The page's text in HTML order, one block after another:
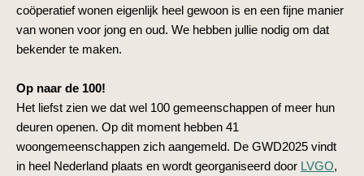
coöperatief wonen eigenlijk heel gewoon is en een fijne manier
van wonen voor jong en oud. We hebben jullie nodig om dat
bekender te maken.
Op naar de 100!
Het liefst zien we dat wel 100 gemeenschappen of meer hun
deuren openen. Op dit moment hebben 41
woongemeenschappen zich aangemeld. De GWD2025 vindt
in heel Nederland plaats en wordt georganiseerd door LVGO,